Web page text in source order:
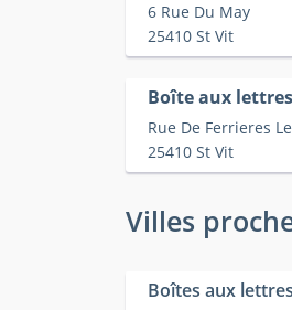
6 Rue Du May
25410 St Vit
Boîte aux lettres
Rue De Ferrieres
25410 St Vit
Villes
Boîtes aux